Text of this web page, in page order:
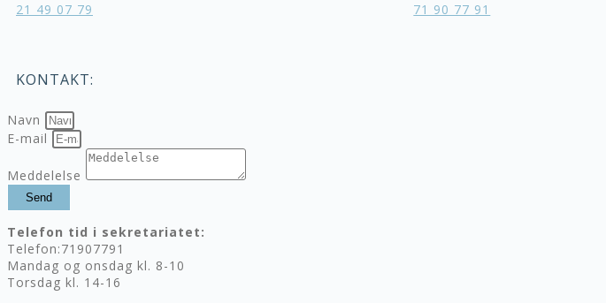
21 49 07 79 71 90 77 91
KONTAKT:
Navn
E-mail
Meddelelse
Send
Telefon tid i sekretariatet:
Telefon:71907791
Mandag og onsdag kl. 8-10
Torsdag kl. 14-16